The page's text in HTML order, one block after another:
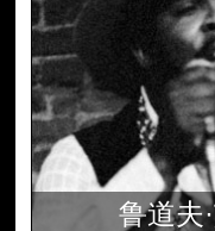
鲁道夫